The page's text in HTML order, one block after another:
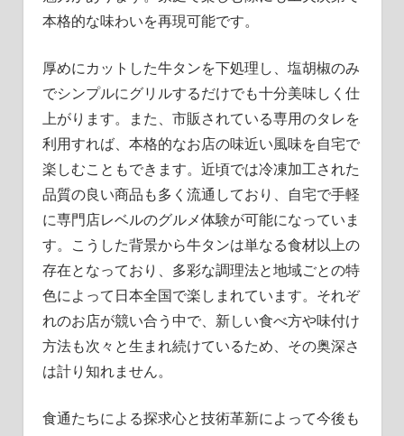
本格的な味わいを再現可能です。
厚めにカットした牛タンを下処理し、塩胡椒のみ
でシンプルにグリルするだけでも十分美味しく仕
上がります。また、市販されている専用のタレを
利用すれば、本格的なお店の味近い風味を自宅で
楽しむこともできます。近頃では冷凍加工された
品質の良い商品も多く流通しており、自宅で手軽
に専門店レベルのグルメ体験が可能になっていま
す。こうした背景から牛タンは単なる食材以上の
存在となっており、多彩な調理法と地域ごとの特
色によって日本全国で楽しまれています。それぞ
れのお店が競い合う中で、新しい食べ方や味付け
方法も次々と生まれ続けているため、その奥深さ
は計り知れません。
食通たちによる探求心と技術革新によって今後も